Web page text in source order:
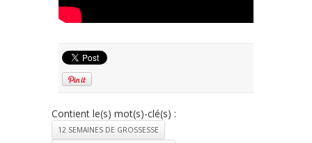
Contient le(s) mot(s)-clé(s) :
12 SEMAINES DE GROSSESSE